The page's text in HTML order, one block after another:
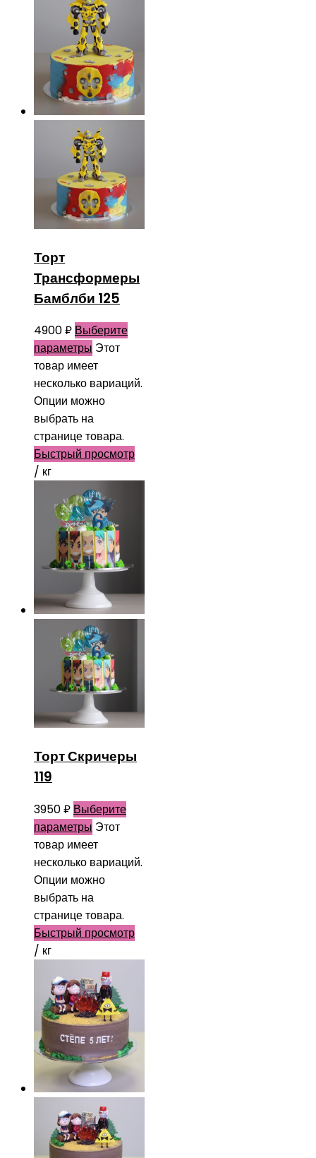
Торт
Трансформеры
Бамблби 125
4900₽ Выберите
параметры Этот
товар имеет
несколько вариаций.
Опции можно
выбрать на
странице товара.
Быстрый просмотр
/ кг
Торт Скричеры
119
3950₽ Выберите
параметры Этот
товар имеет
несколько вариаций.
Опции можно
выбрать на
странице товара.
Быстрый просмотр
/ кг